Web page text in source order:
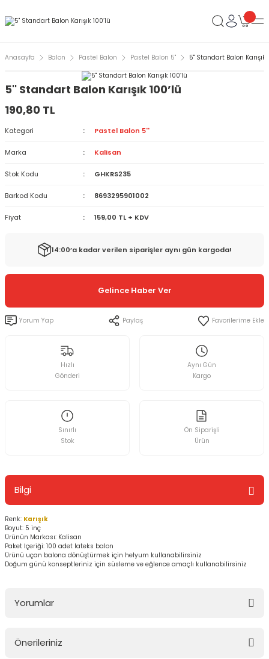
Anasayfa Balon Pastel Balon Pastel Balon 5'' 5'' Standart Balon Karışık
5'' Standart Balon Karışık 100’lü
190,80 TL
Kategori Pastel Balon 5''
Marka Kalisan
Stok Kodu GHKRS235
Barkod Kodu 8693295901002
Fiyat 159,00 TL + KDV
14:00’a kadar verilen siparişler aynı gün kargoda!
Gelince Haber Ver
Yorum Yap Paylaş
Hızlı
Gönderi
Aynı Gün
Kargo
Sınırlı
Stok
Ön Siparişli
Ürün
Bilgi
Renk: Karışık
Boyut: 5 inç
Ürünün Markası: Kalisan
Paket İçeriği: 100 adet lateks balon
Ürünü uçan balona dönüştürmek için helyum kullanabilirsiniz
Doğum günü konseptleriniz için süsleme ve eğlence amaçlı kullanabilirsiniz
Yorumlar
Önerileriniz